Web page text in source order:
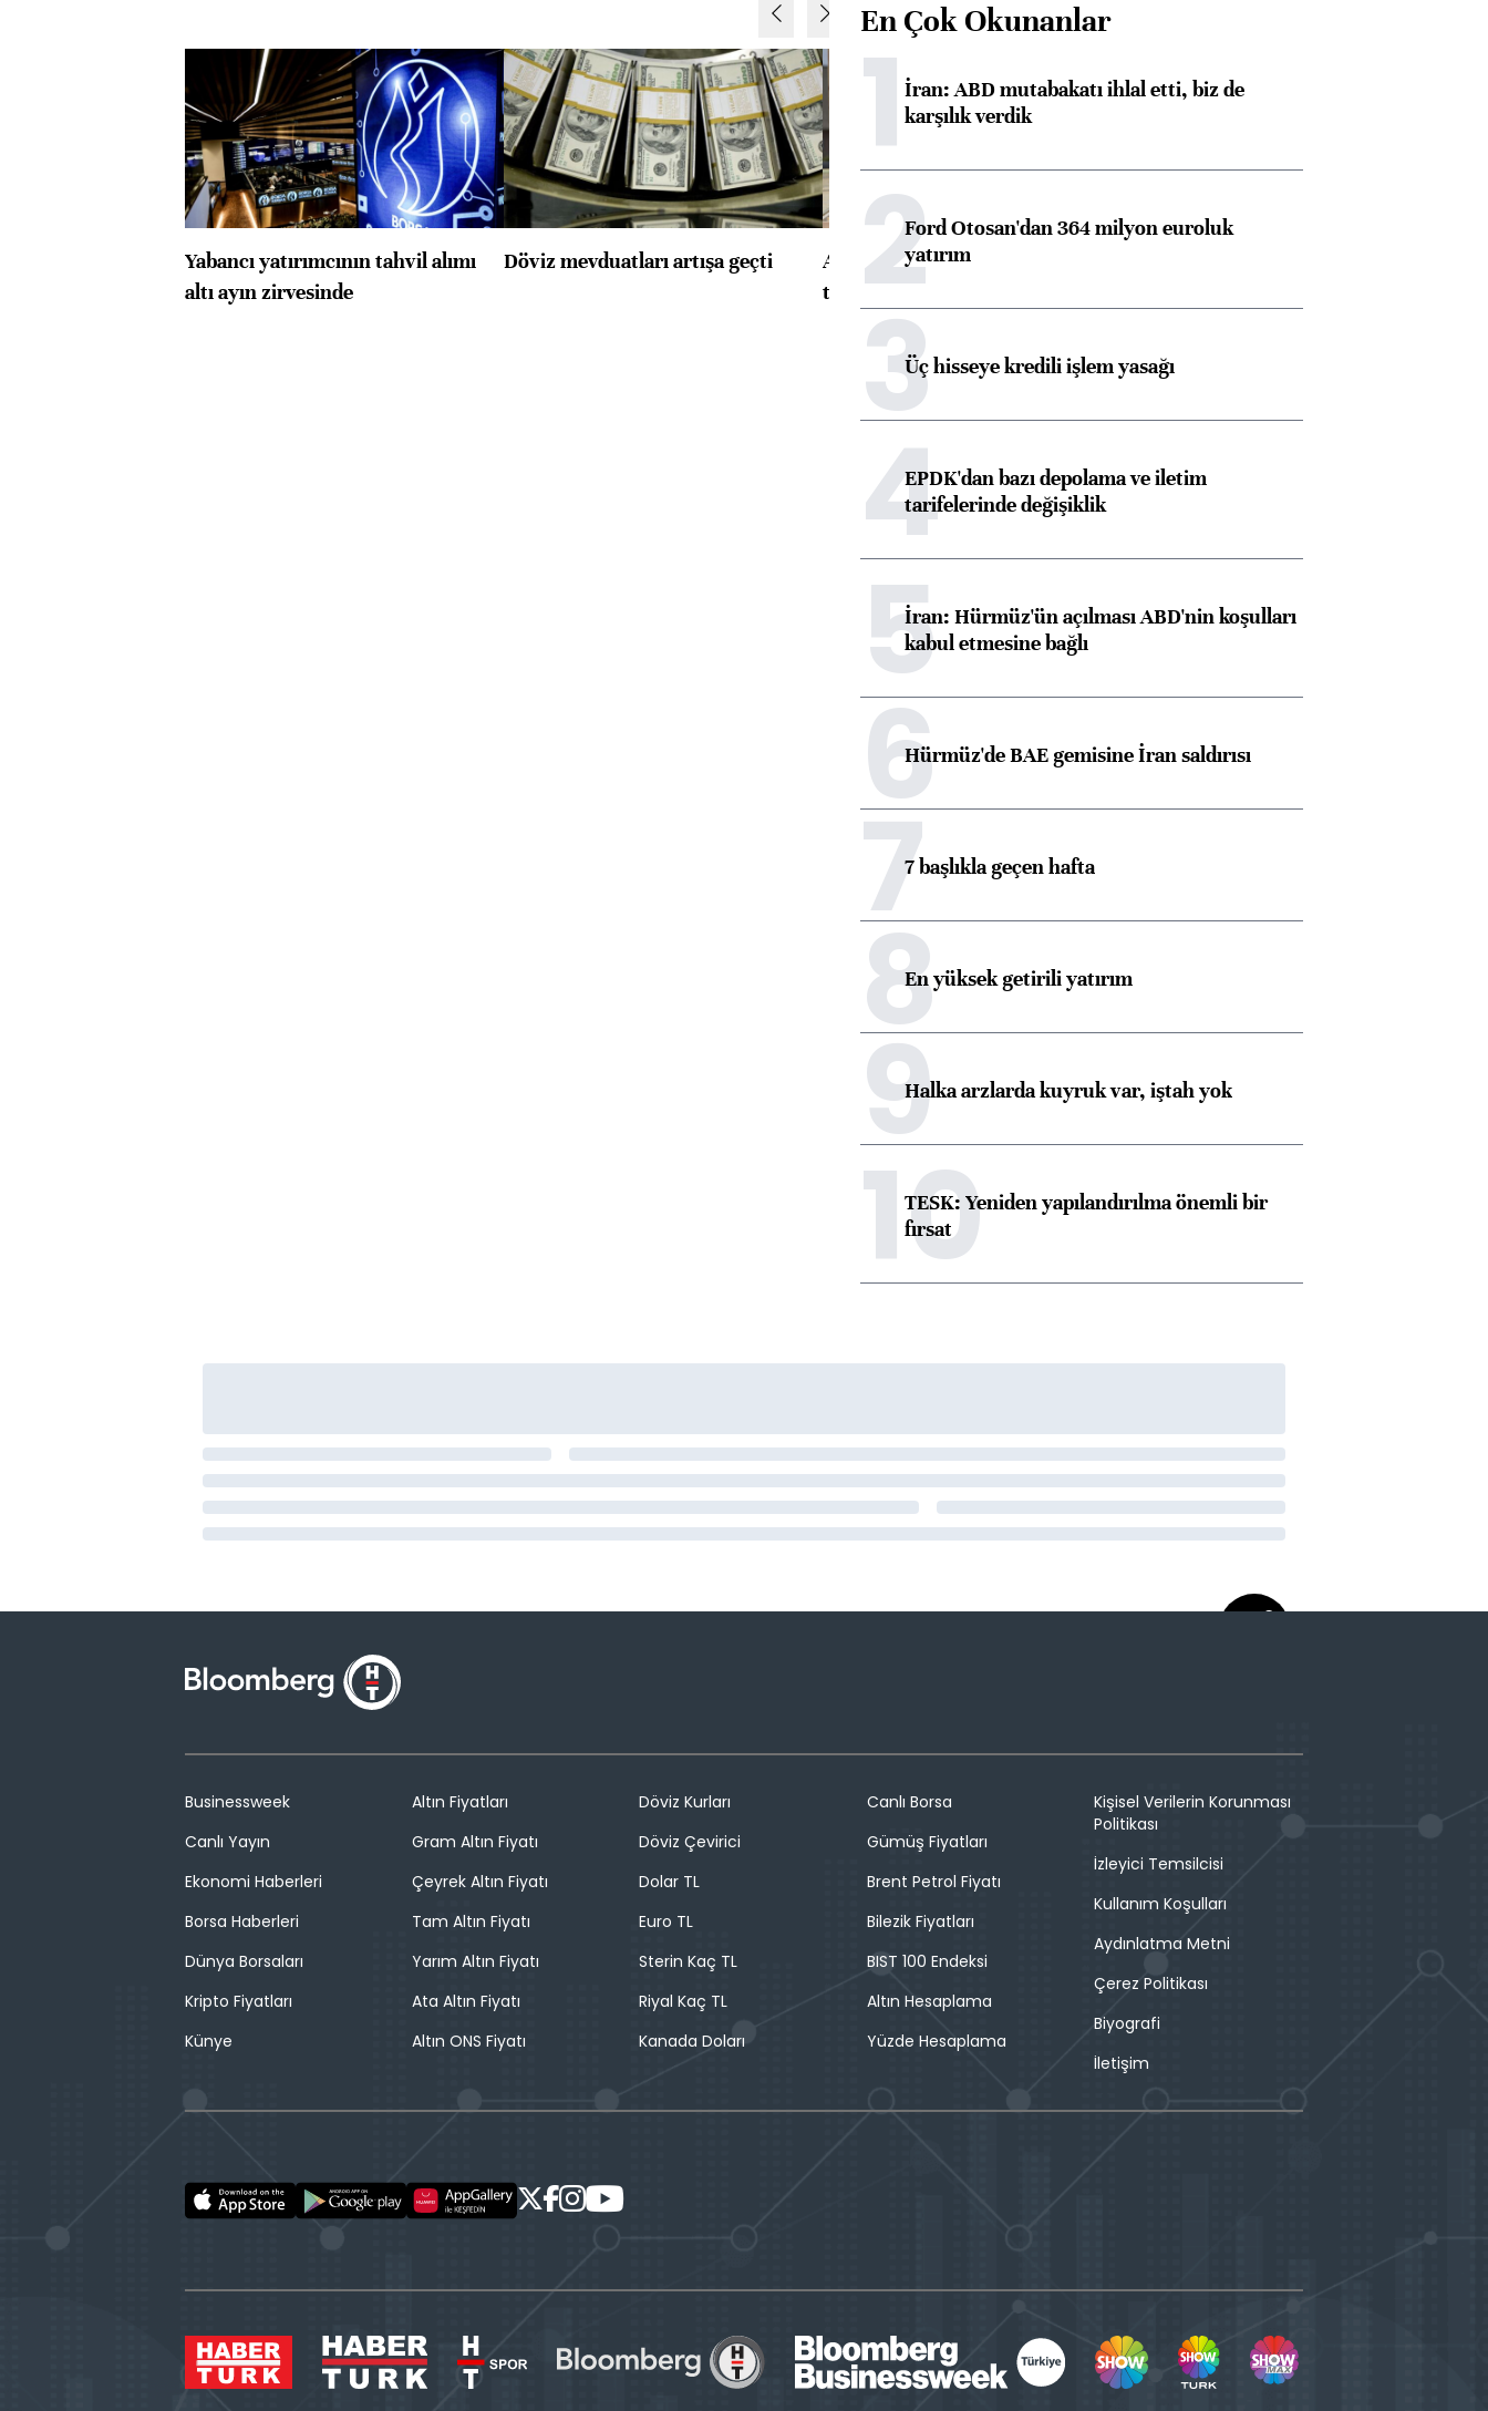
Yabancı yatırımcının tahvil alımı
altı ayın zirvesinde
Döviz mevduatları artışa geçti
ABD'de konut başlangıçları
toparlandı
Almanya, Commerzbank
En Çok Okunanlar
1İran: ABD mutabakatı ihlal etti, biz de
karşılık verdik
2Ford Otosan'dan 364 milyon euroluk
yatırım
3Üç hisseye kredili işlem yasağı
4EPDK'dan bazı depolama ve iletim
tarifelerinde değişiklik
5İran: Hürmüz'ün açılması ABD'nin koşulları
kabul etmesine bağlı
6Hürmüz'de BAE gemisine İran saldırısı
77 başlıkla geçen hafta
8En yüksek getirili yatırım
9Halka arzlarda kuyruk var, iştah yok
10
TESK: Yeniden yapılandırılma önemli bir
fırsat
Businessweek
Canlı Yayın
Ekonomi Haberleri
Borsa Haberleri
Dünya Borsaları
Kripto Fiyatları
Künye
Altın Fiyatları
Gram Altın Fiyatı
Çeyrek Altın Fiyatı
Tam Altın Fiyatı
Yarım Altın Fiyatı
Ata Altın Fiyatı
Altın ONS Fiyatı
Döviz Kurları
Döviz Çevirici
Dolar TL
Euro TL
Sterin Kaç TL
Riyal Kaç TL
Kanada Doları
Canlı Borsa
Gümüş Fiyatları
Brent Petrol Fiyatı
Bilezik Fiyatları
BIST 100 Endeksi
Altın Hesaplama
Yüzde Hesaplama
Kişisel Verilerin Korunması
Politikası
İzleyici Temsilcisi
Kullanım Koşulları
Aydınlatma Metni
Çerez Politikası
Biyografi
İletişim